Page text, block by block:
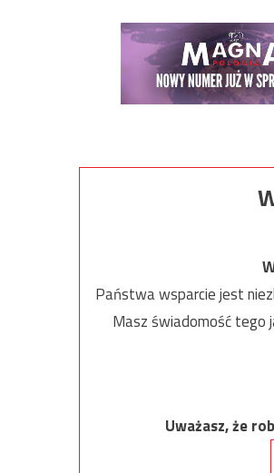
Państwa wsparcie jest
Masz świadomość tego
Uważasz, że